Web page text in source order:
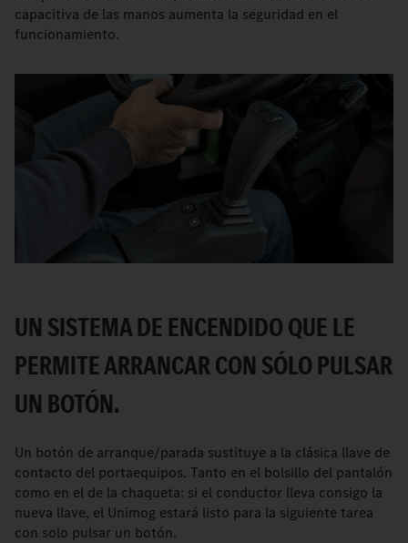
capacitiva de las manos aumenta la seguridad en el
funcionamiento.
UN SISTEMA DE ENCENDIDO QUE LE
PERMITE ARRANCAR CON SÓLO PULSAR
UN BOTÓN.
Un botón de arranque/parada sustituye a la clásica llave de
contacto del portaequipos. Tanto en el bolsillo del pantalón
como en el de la chaqueta: si el conductor lleva consigo la
nueva llave, el Unimog estará listo para la siguiente tarea
con solo pulsar un botón.